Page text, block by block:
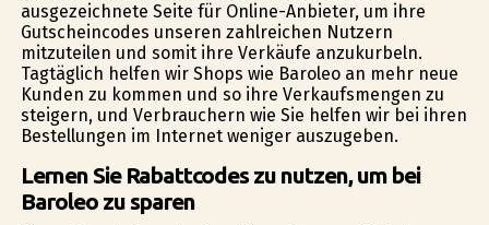
ausgezeichnete Seite für Online-Anbieter, um ihre
Gutscheincodes unseren zahlreichen Nutzern
mitzuteilen und somit ihre Verkäufe anzukurbeln.
Tagtäglich helfen wir Shops wie Baroleo an mehr neue
Kunden zu kommen und so ihre Verkaufsmengen zu
steigern, und Verbrauchern wie Sie helfen wir bei ihren
Bestellungen im Internet weniger auszugeben.
Lernen Sie Rabattcodes zu nutzen, um bei
Baroleo zu sparen